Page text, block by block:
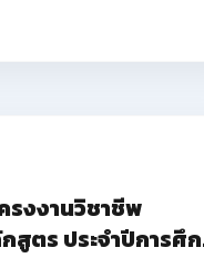
รางวัลกลับมาสู่รั้ววิทยาลัย
.) ระดับชาติ ได้รับรางวัล
ระดับชาติ ได้รับรางวัล
นระดับเหรียญทองแดง นาย
วช.1 สาขาวิชาช่างยนต์ ครูผู้
รงงานวิชาชีพ
ตร ประจำปีการศึ